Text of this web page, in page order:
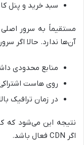
سبد خرید و پنل
آن‌ها ندارد. حالا اگر
منابع محدودی
روی هاست
در زمان ترافیک
نتیجه این می‌شود که
اگر CDN فعال باشد.